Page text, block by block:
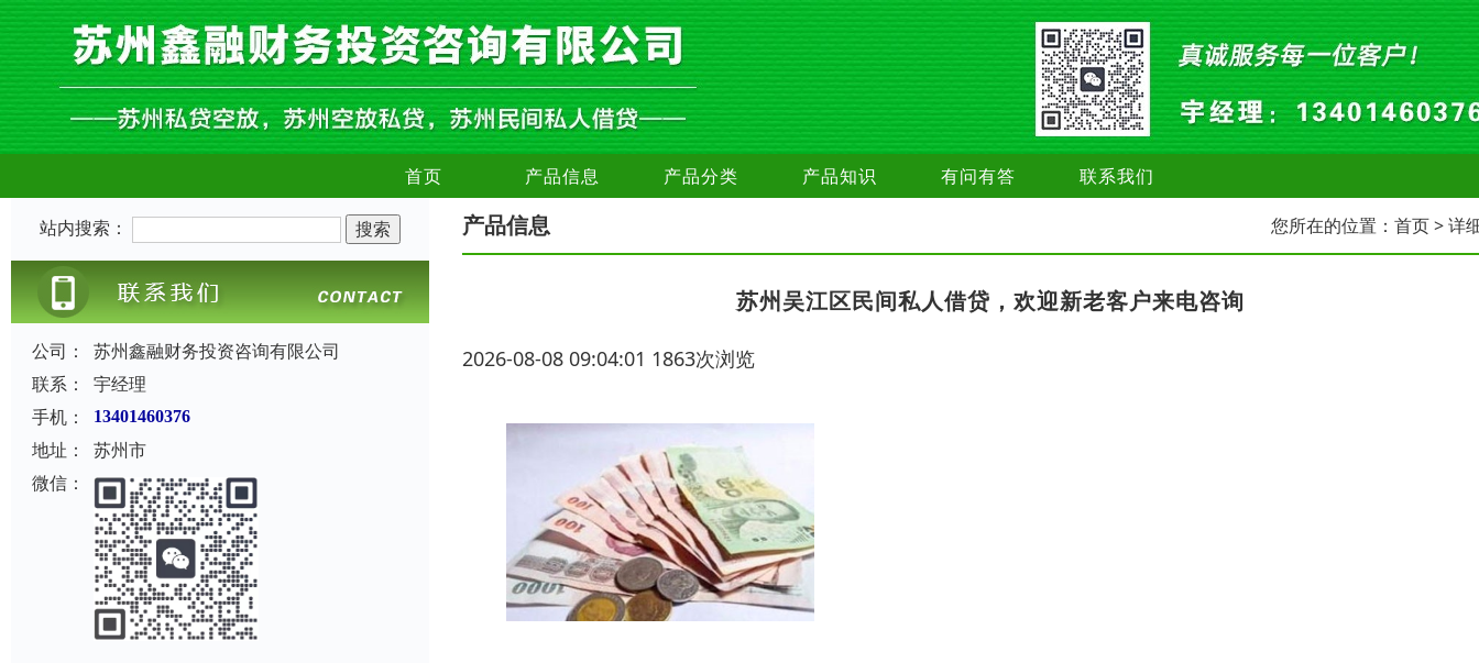
首页 产品信息 产品分类 产品知识 有问有答 联系我们
站内搜索：
公司：
苏州鑫融财务投资咨询有限公司
联系：
宇经理
手机：
13401460376
地址：
苏州市
微信：
产品信息 您所在的位置： 首页> 详
苏州吴江区民间私人借贷，欢迎新老客户来电咨询
2026-08-08 09:04:01 1863次浏览